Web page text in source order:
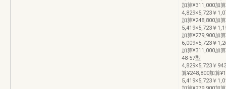
加算¥311,000加
4,829×5,723￥
加算¥248,800加
5,419×5,723￥
加算¥279,900加
6,009×5,723￥
加算¥311,000加
48-57型
4,829×5,723￥
算¥248,800加算
5,419×5,723￥